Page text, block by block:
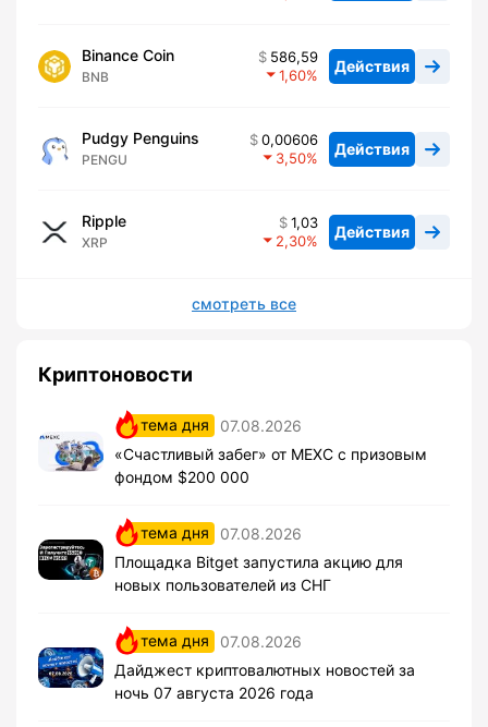
Binance Coin
BNB
586,59
1,60
Действия
Pudgy Penguins
PENGU
0,00606
3,50
Действия
Ripple
XRP
1,03
2,30
Действия
смотреть все
Криптоновости
тема дня
07.08.2026
«Счастливый забег» от MEXC с призовым
фондом $200 000
тема дня
07.08.2026
Площадка Bitget запустила акцию для
новых пользователей из СНГ
тема дня
07.08.2026
Дайджест криптовалютных новостей за
ночь 07 августа 2026 года